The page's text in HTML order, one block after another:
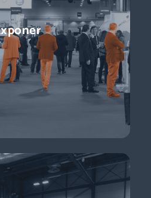
centradas en temas de
sobre el futuro del sector que
de la esquina!
más